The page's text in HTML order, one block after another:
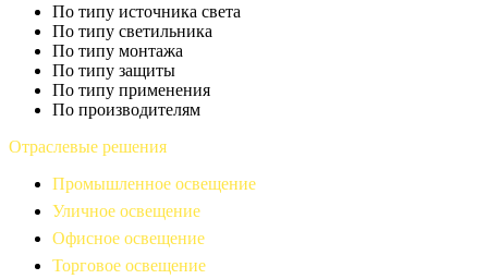
По типу источника света
По типу светильника
По типу монтажа
По типу защиты
По типу применения
По производителям
Отраслевые решения
Промышленное освещение
Уличное освещение
Офисное освещение
Торговое освещение